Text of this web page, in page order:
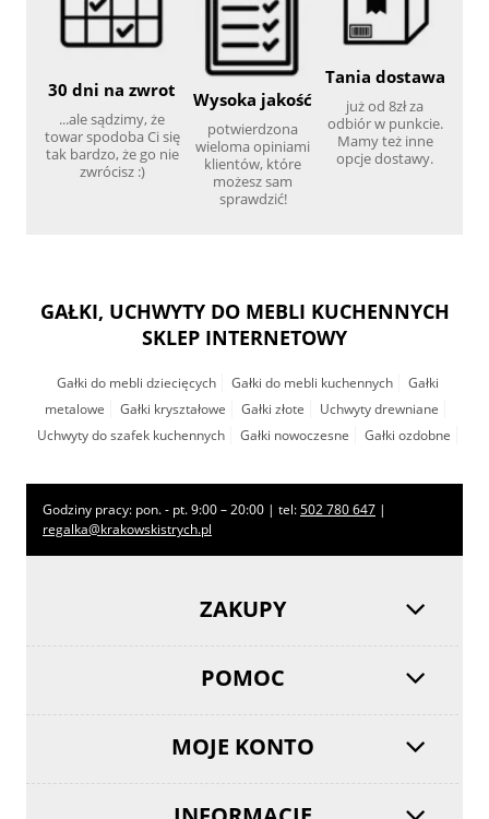
30 dni na zwrot
...ale sądzimy, że
towar spodoba Ci się
tak bardzo, że go nie
zwrócisz :)
Wysoka jakość
potwierdzona
wieloma opiniami
klientów, które
możesz sam
sprawdzić!
Tania dostawa
już od 8zł za
odbiór w punkcie.
Mamy też inne
opcje dostawy.
GAŁKI, UCHWYTY DO MEBLI KUCHENNYCH
SKLEP INTERNETOWY
Gałki do mebli dziecięcych Gałki do mebli kuchennych
Gałki
metalowe
Gałki kryształowe Gałki złote
Uchwyty drewniane
Uchwyty do szafek kuchennych
Gałki nowoczesne Gałki ozdobne
Godziny pracy: pon. - pt. 9:00 – 20:00 | tel:502 780 647 |
regalka@krakowskistrych.pl
ZAKUPY
POMOC
MOJE KONTO